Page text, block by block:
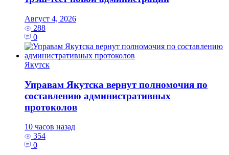
Август 4, 2026
288
0
Якутск
Управам Якутска вернут полномочия по
составлению административных
протоколов
10 часов назад
354
0